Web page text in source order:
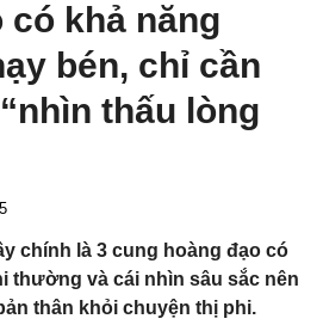
có khả năng
bén, chỉ cần
thấu lòng
chính là 3 cung hoàng đạo có
thường và cái nhìn sâu sắc nên
thân khỏi chuyện thị phi.